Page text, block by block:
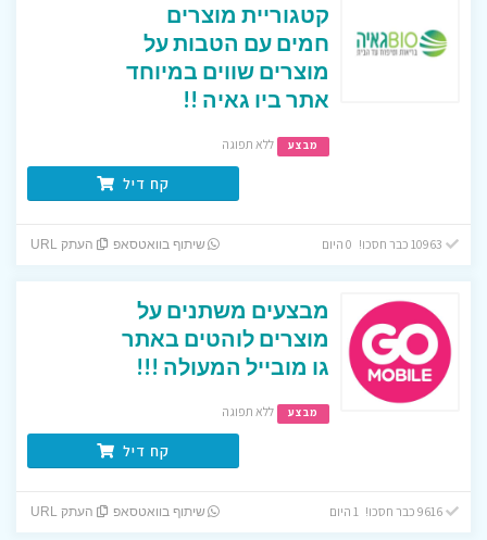
קטגוריית מוצרים
חמים עם הטבות על
מוצרים שווים במיוחד
אתר ביו גאיה !!
מבצע ללא תפוגה
קח דיל
שיתוף בוואטסאפ העתק URL
מבצעים משתנים על
מוצרים לוהטים באתר
גו מובייל המעולה !!!
מבצע ללא תפוגה
קח דיל
9616 כבר חסכו! 1 היום שיתוף בוואטסאפ העתק URL